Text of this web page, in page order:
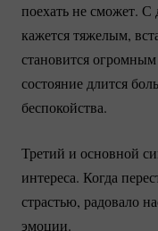
поехать не сможет. С
кажется тяжелым,
становится
состояние длится
беспокойства.
Третий и основной
интереса. Когда
страстью, радовало
эмоции.